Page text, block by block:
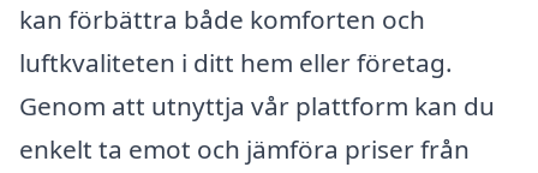
kan förbättra både komforten och
luftkvaliteten i ditt hem eller företag.
Genom att utnyttja vår plattform kan du
enkelt ta emot och jämföra priser från